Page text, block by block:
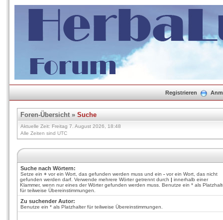
Registrieren
Foren-Übersicht» Suche
Aktuelle Zeit: Freitag 7. August 2026, 18:48
Alle Zeiten sind UTC
Suche nach Wörtern:
Setze ein + vor ein Wort, das gefunden werden muss und ein - vor ein Wort, das nicht
gefunden werden darf. Verwende mehrere Wörter getrennt durch | innerhalb einer
Klammer, wenn nur eines der Wörter gefunden werden muss. Benutze ein * als
für teilweise Übereinstimmungen.
Zu suchender Autor:
Benutze ein * als Platzhalter für teilweise Übereinstimmungen.